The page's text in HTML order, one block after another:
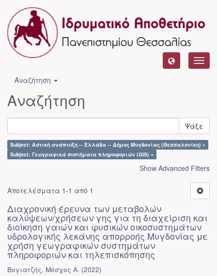
Αναζήτηση
Αναζήτηση
Ψάξε
Subject: Αστική ανάπτυξη -- Ελλάδα -- Δήμος Μυγδονίας (Θεσσαλονίκη) ×
Subject: Γεωγραφικά συστήματα πληροφοριών (GIS) ×
Show Advanced Filters
Αποτελέσματα 1-1 από 1
Διαχρονική έρευνα των μεταβολών
καλύψεων/χρήσεων γης για τη διαχείριση και
διοίκηση γαιών και φυσικών οικοσυστημάτων
υδρολογικής λεκάνης απορροής Μυγδονίας με
χρήση γεωγραφικών συστημάτων
πληροφοριών και τηλεπισκόπησης
Βογιατζής, Μόσχος Α. (2022)